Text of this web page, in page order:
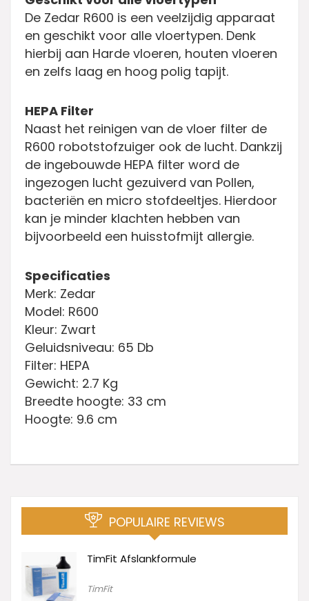
De Zedar R600 is een veelzijdig apparaat
en geschikt voor alle vloertypen. Denk
hierbij aan Harde vloeren, houten vloeren
en zelfs laag en hoog polig tapijt.
HEPA Filter
Naast het reinigen van de vloer filter de
R600 robotstofzuiger ook de lucht. Dankzij
de ingebouwde HEPA filter word de
ingezogen lucht gezuiverd van Pollen,
bacteriën en micro stofdeeltjes. Hierdoor
kan je minder klachten hebben van
bijvoorbeeld een huisstofmijt allergie.
Specificaties
Merk: Zedar
Model: R600
Kleur: Zwart
Geluidsniveau: 65 Db
Filter: HEPA
Gewicht: 2.7 Kg
Breedte hoogte: 33 cm
Hoogte: 9.6 cm
POPULAIRE REVIEWS
TimFit Afslankformule
TimFit